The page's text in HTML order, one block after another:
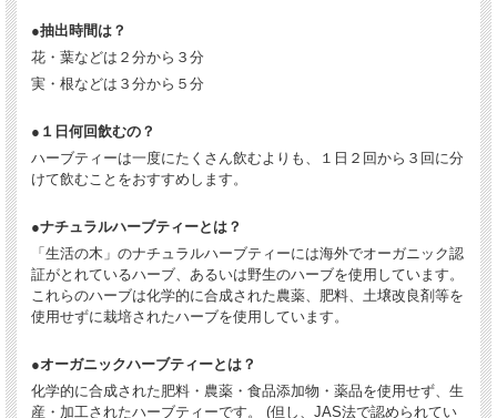
●抽出時間は？
花・葉などは２分から３分
実・根などは３分から５分
●１日何回飲むの？
ハーブティーは一度にたくさん飲むよりも、１日２回から３回に分
けて飲むことをおすすめします。
●ナチュラルハーブティーとは？
「生活の木」のナチュラルハーブティーには海外でオーガニック認
証がとれているハーブ、あるいは野生のハーブを使用しています。
これらのハーブは化学的に合成された農薬、肥料、土壌改良剤等を
使用せずに栽培されたハーブを使用しています。
●オーガニックハーブティーとは？
化学的に合成された肥料・農薬・食品添加物・薬品を使用せず、生
産・加工されたハーブティーです。 (但し、JAS法で認められてい